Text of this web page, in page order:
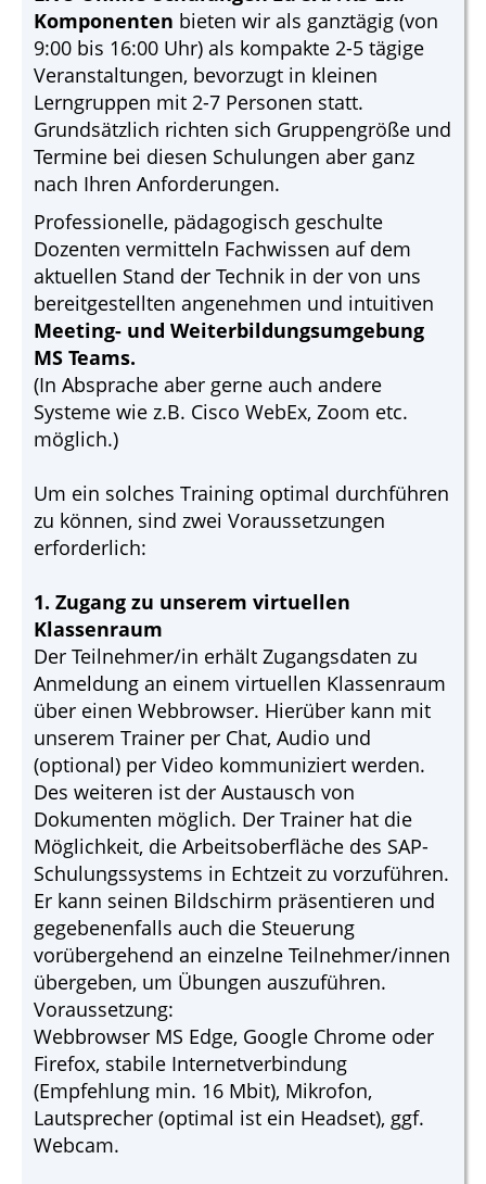
Komponenten bieten wir als ganztägig (von
9:00 bis 16:00 Uhr) als kompakte 2-5 tägige
Veranstaltungen, bevorzugt in kleinen
Lerngruppen mit 2-7 Personen statt.
Grundsätzlich richten sich Gruppengröße und
Termine bei diesen Schulungen aber ganz
nach Ihren Anforderungen.
Professionelle, pädagogisch geschulte
Dozenten vermitteln Fachwissen auf dem
aktuellen Stand der Technik in der von uns
bereitgestellten angenehmen und intuitiven
Meeting- und Weiterbildungsumgebung
MS Teams.
(In Absprache aber gerne auch andere
Systeme wie z.B. Cisco WebEx, Zoom etc.
möglich.)
Um ein solches Training optimal durchführen
zu können, sind zwei Voraussetzungen
erforderlich:
1. Zugang zu unserem virtuellen
Klassenraum
Der Teilnehmer/in erhält Zugangsdaten zu
Anmeldung an einem virtuellen Klassenraum
über einen Webbrowser. Hierüber kann mit
unserem Trainer per Chat, Audio und
(optional) per Video kommuniziert werden.
Des weiteren ist der Austausch von
Dokumenten möglich. Der Trainer hat die
Möglichkeit, die Arbeitsoberfläche des SAP-
Schulungssystems in Echtzeit zu vorzuführen.
Er kann seinen Bildschirm präsentieren und
gegebenenfalls auch die Steuerung
vorübergehend an einzelne Teilnehmer/innen
übergeben, um Übungen auszuführen.
Voraussetzung:
Webbrowser MS Edge, Google Chrome oder
Firefox, stabile Internetverbindung
(Empfehlung min. 16 Mbit), Mikrofon,
Lautsprecher (optimal ist ein Headset), ggf.
Webcam.